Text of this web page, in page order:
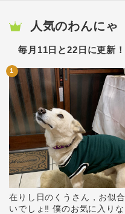
人気のわんにゃ
毎月11日と22日に更新！
1
在りし日のくうさん，お似合
いでしょ‼️ 僕のお気に入りな